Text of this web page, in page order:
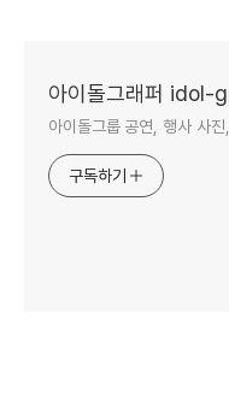
아이돌그래퍼 idol-
아이돌그룹 공연, 행사 사
구독하기